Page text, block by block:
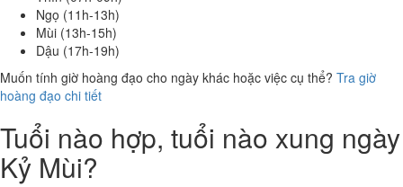
Ngọ (11h-13h)
Mùi (13h-15h)
Dậu (17h-19h)
Muốn tính giờ hoàng đạo cho ngày khác hoặc việc cụ thể? Tra giờ
hoàng đạo chi tiết
Tuổi nào hợp, tuổi nào xung ngày
Kỷ Mùi?